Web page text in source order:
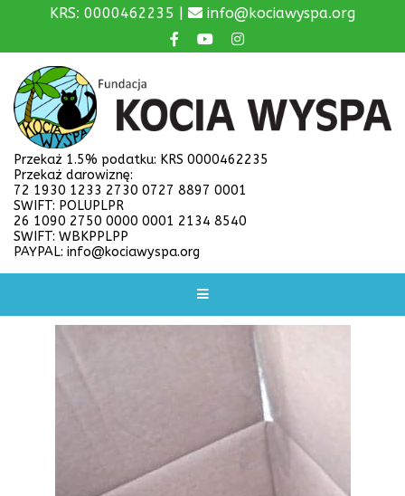
KRS: 0000462235 | info@kociawyspa.org
Przekaż 1.5% podatku: KRS 0000462235
Przekaż darowiznę:
72 1930 1233 2730 0727 8897 0001
SWIFT: POLUPLPR
26 1090 2750 0000 0001 2134 8540
SWIFT: WBKPPLPP
PAYPAL: info@kociawyspa.org